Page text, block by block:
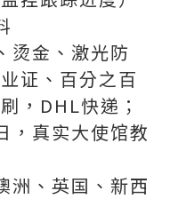
烫金、激光防
证、百分之百
，DHL快递；
，真实大使馆教
洲、英国、新西